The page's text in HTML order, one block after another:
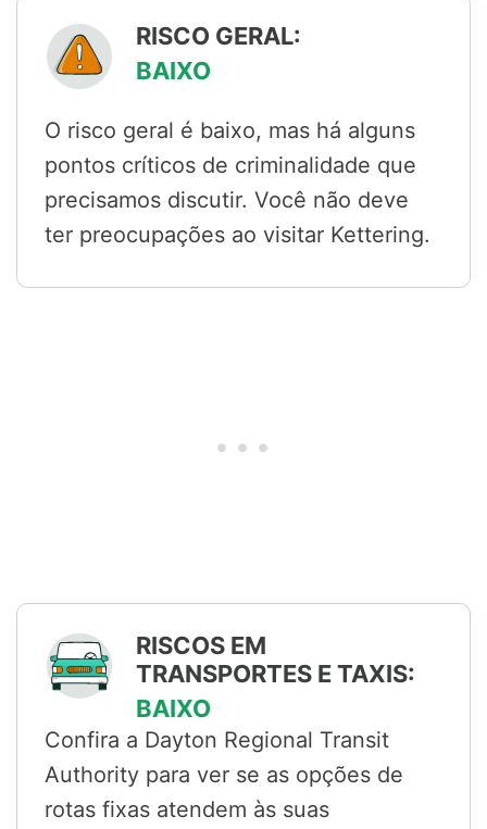
RISCO GERAL:
BAIXO
O risco geral é baixo, mas há alguns
pontos críticos de criminalidade que
precisamos discutir. Você não deve
ter preocupações ao visitar Kettering.
RISCOS EM
TRANSPORTES E TAXIS:
BAIXO
Confira a Dayton Regional Transit
Authority para ver se as opções de
rotas fixas atendem às suas